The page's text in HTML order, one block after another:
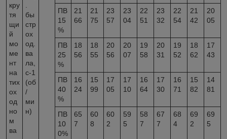
кру
тя
щи
й
мо
ме
нт
на
тих
ох
од
но
м
ва
бы
стр
ох
од.
ва
ла,
с-1
(об
/
ми
н)
ПВ
15
%
21
66
21
75
23
57
23
04
22
51
23
32
22
54
21
42
20
05
ПВ
25
%
18
56
18
55
20
56
20
07
19
58
20
31
19
52
18
62
17
43
ПВ
40
%
16
24
15
99
17
05
17
10
16
64
17
30
16
71
15
82
14
81
ПВ
10
0%
65
7
60
8
60
2
59
5
58
7
67
7
68
4
69
2
69
5